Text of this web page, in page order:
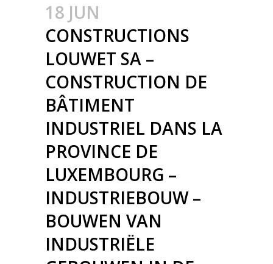
18 JUN
CONSTRUCTIONS
LOUWET SA –
CONSTRUCTION DE
BÂTIMENT
INDUSTRIEL DANS LA
PROVINCE DE
LUXEMBOURG –
INDUSTRIEBOUW –
BOUWEN VAN
INDUSTRIËLE